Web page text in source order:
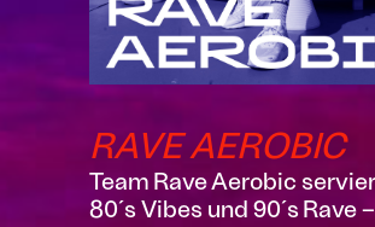
RAVE AEROBIC
Team Rave Aerobic
80´s Vibes und 90´s Rave